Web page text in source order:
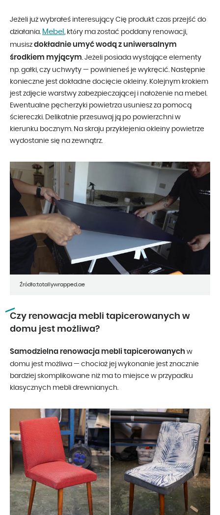
Jeżeli już wybrałeś interesujący Cię produkt czas przejść do
działania. Mebel , który ma zostać poddany renowacji,
musisz dokładnie umyć wodą z uniwersalnym
środkiem myjącym. Jeżeli posiada wystające elementy
np. gałki, czy uchwyty — powinieneś je wykręcić. Następnie
konieczne jest dokładne docięcie okleiny. Kolejnym krokiem
jest zdjęcie warstwy zabezpieczającej i nałożenie na mebel.
Ewentualne pęcherzyki powietrza usuniesz za pomocą
ściereczki. Delikatnie przesuwaj ją po powierzchni w
kierunku bocznym. Na skraju przyklejenia okleiny powietrze
wydostanie się na zewnątrz.
Źródło:totallywrapped.ae
Czy renowacja mebli tapicerowanych w
domu jest możliwa?
Samodzielna renowacja mebli tapicerowanych w
domu jest możliwa — chociaż jej wykonanie jest znacznie
bardziej skomplikowane niż ma to miejsce w przypadku
klasycznych mebli drewnianych.